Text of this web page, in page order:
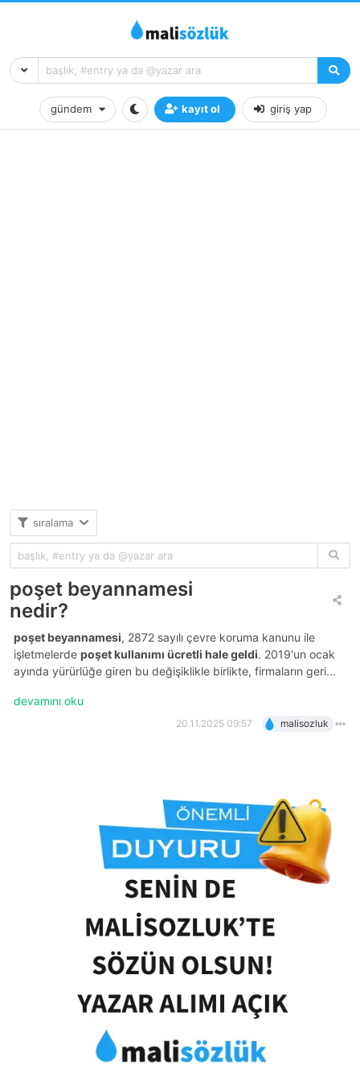
gündem kayıt ol giriş yap
sıralama
poşet beyannamesi
nedir?
poşet beyannamesi, 2872 sayılı çevre koruma kanunu ile
işletmelerde poşet kullanımı ücretli hale geldi. 2019'un ocak
ayında yürürlüğe giren bu değişiklikle birlikte, firmaların geri...
devamını oku
20.11.2025 09:57 malisozluk